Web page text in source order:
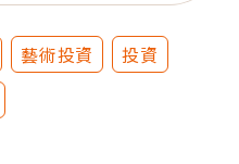
藝術投資
投資